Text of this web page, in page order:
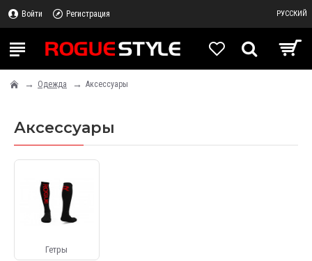
Войти Регистрация РУССКИЙ
Одежда Аксессуары
Аксессуары
Гетры